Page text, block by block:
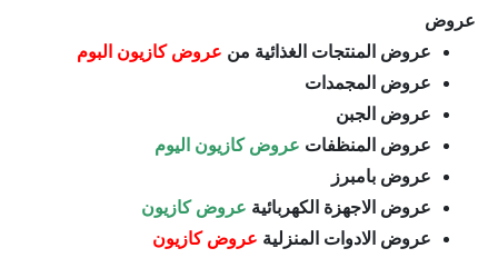
عروض
عروض المنتجات الغذائية من عروض كازيون البوم
عروض المجمدات
عروض الجبن
عروض المنظفات عروض كازيون اليوم
عروض بامبرز
عروض الاجهزة الكهربائية عروض كازيون
عروض الادوات المنزلية عروض كازيون